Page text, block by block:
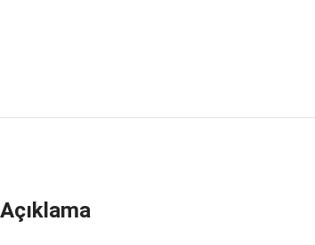
Açıklama